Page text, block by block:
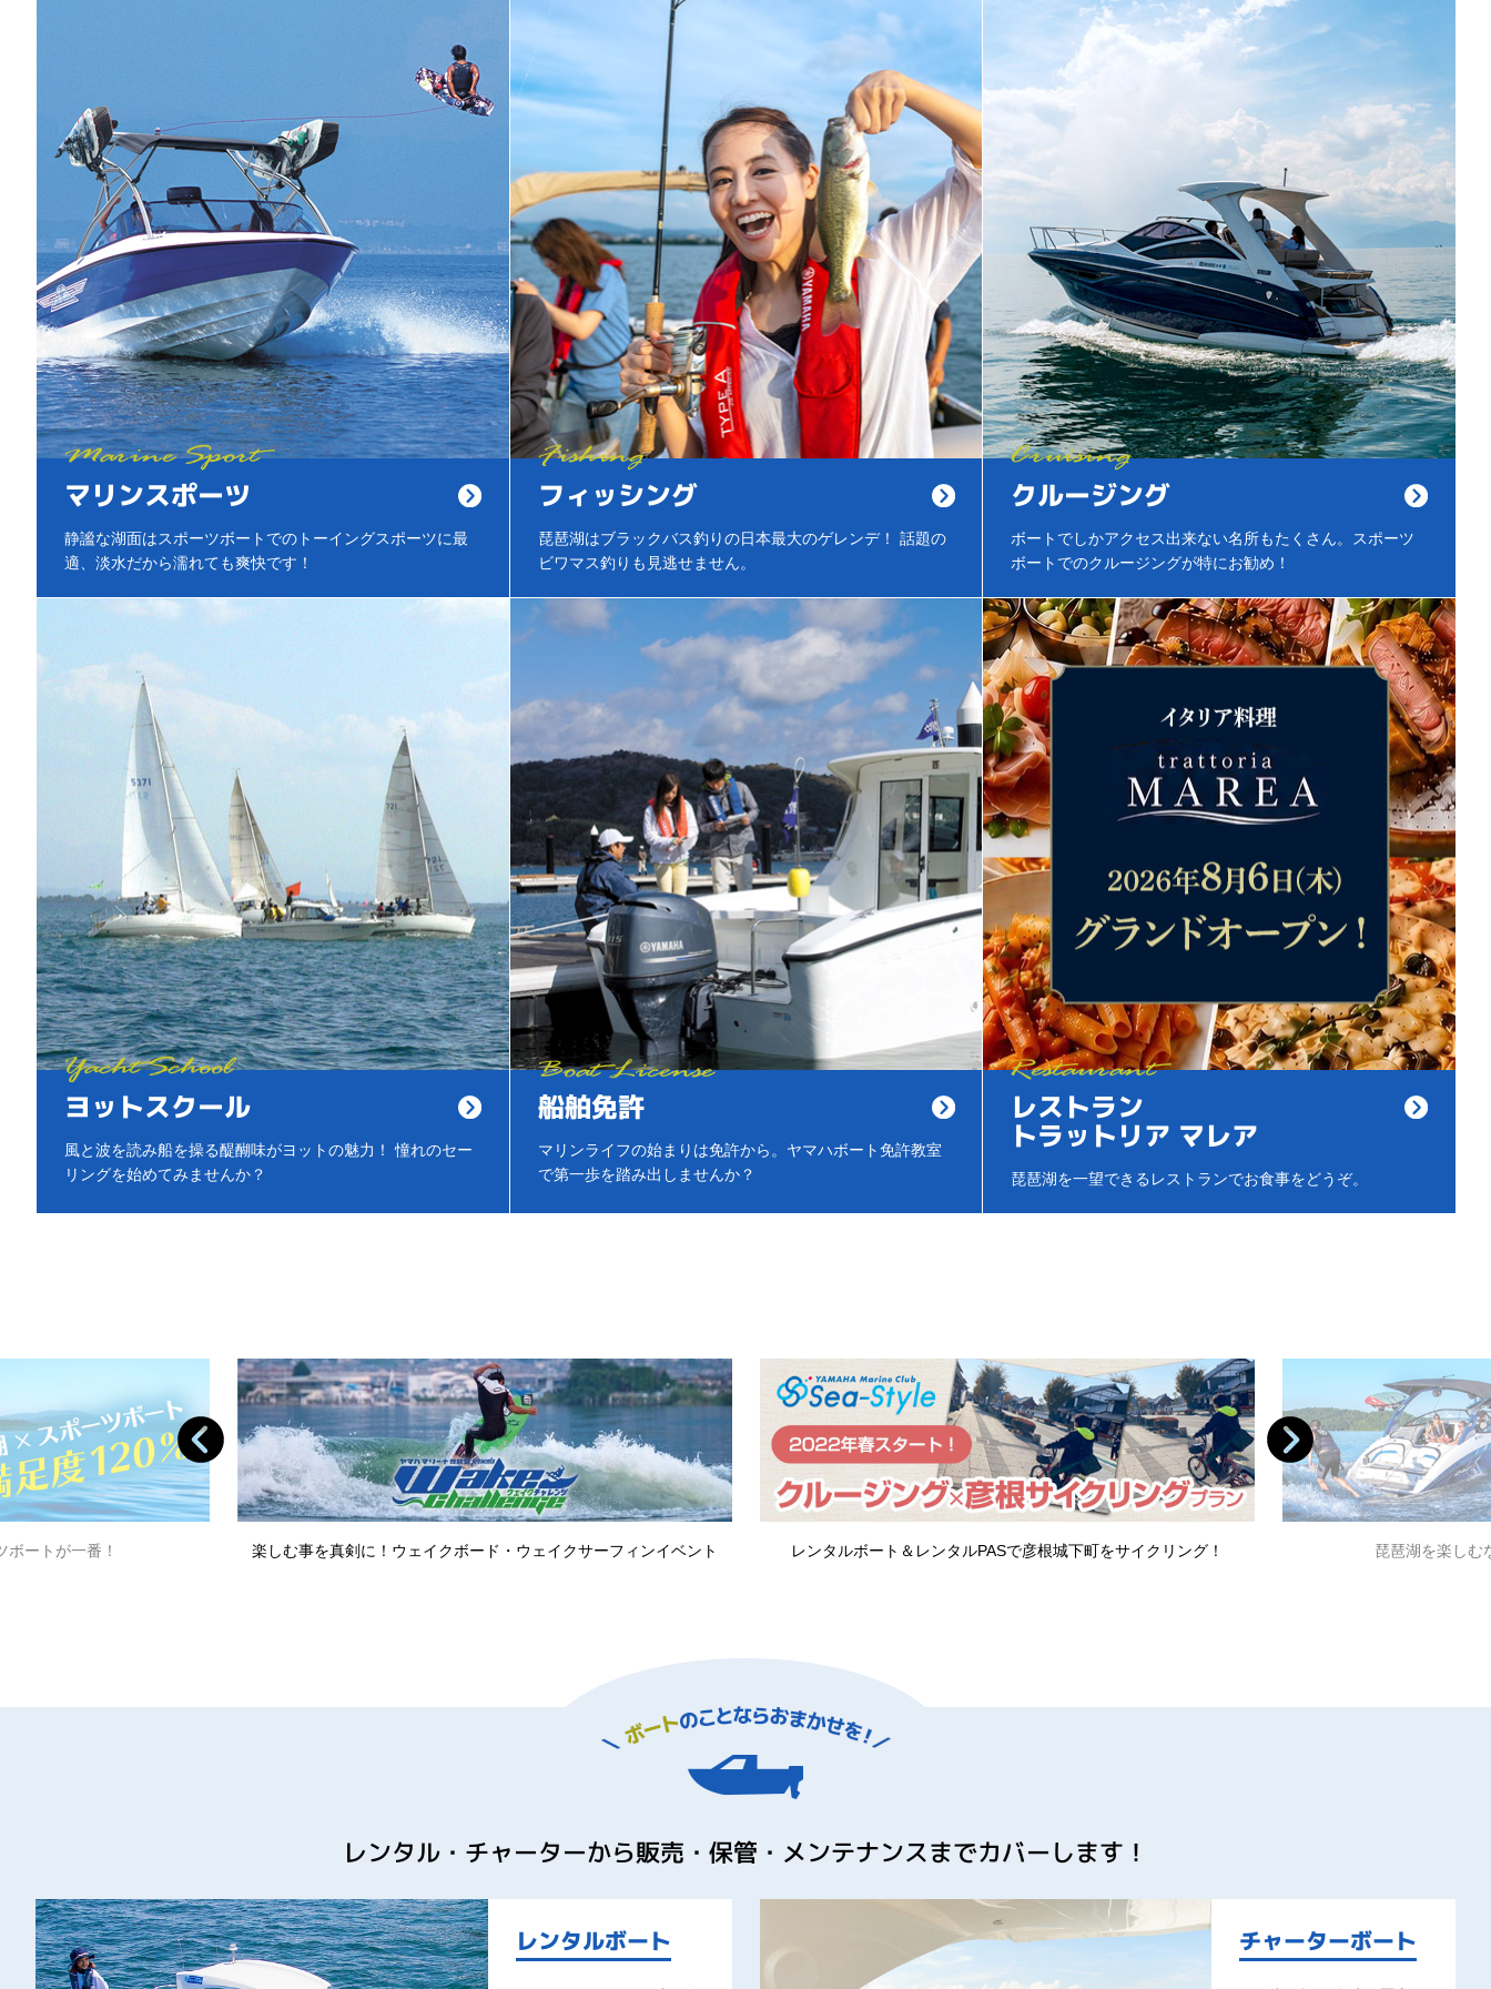
マリンスポーツ
静謐な湖面はスポーツボートでのトーイングスポーツに最
適、淡水だから濡れても爽快です！
フィッシング
琵琶湖はブラックバス釣りの日本最大のゲレンデ！ 話題の
ビワマス釣りも見逃せません。
クルージング
ボートでしかアクセス出来ない名所もたくさん。スポーツ
ボートでのクルージングが特にお勧め！
ヨットスクール
風と波を読み船を操る醍醐味がヨットの魅力！ 憧れのセー
リングを始めてみませんか？
船舶免許
マリンライフの始まりは免許から。ヤマハボート免許教室
で第一歩を踏み出しませんか？
レストラン
トラットリア マレア
琵琶湖を一望できるレストランでお食事をどうぞ。
イクサーフィンイベント レンタルボート＆レンタルPASで彦根城下町をサイクリング！ 琵琶湖を楽しむならスポーツボートが一番！ 楽しむ事を真剣に！ウェ
レンタル・チャーターから販売・保管・メンテナンスまでカバーします！
レンタルボート チャーターボート